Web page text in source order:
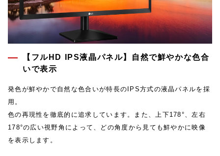
【フルHD IPS液晶パネル】自然で鮮やかな色合
いで表示
発色が鮮やかで自然な色合いが特長のIPS方式の液晶パネルを採
用。
色の再現性を徹底的に追求しています。また、上下178°、左右
178°の広い視野角によって、どの角度から見ても鮮やかに映像
を表示します。